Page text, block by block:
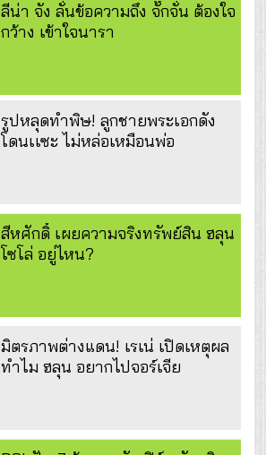
ลีน่า จัง ลั่นข้อความถึง จั๊กจั่น ต้องใจ
กว้าง เข้าใจนารา
รูปหลุดทำพิษ! ลูกชายพระเอกดัง
โดนเเซะ ไม่หล่อเหมือนพ่อ
สีหศักดิ์ เผยความจริงทรัพย์สิน ฮลุน
โซโล่ อยู่ไหน?
มิตรภาพต่างแดน! เรเน่ เปิดเหตุผล
ทำไม ฮลุน อยากไปจอร์เจีย